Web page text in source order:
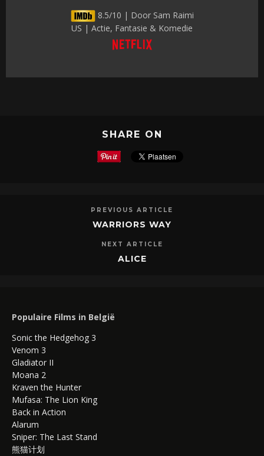
8.5/10 | Door Sam Raimi
US | Actie, Fantasie & Komedie
SHARE ON
PREVIOUS ARTICLE
WARRIORS WAY
NEXT ARTICLE
ALICE
Populaire Films in België
Sonic the Hedgehog 3
Venom 3
Gladiator II
Moana 2
Kraven the Hunter
Mufasa: The Lion King
Back in Action
Alarum
Sniper: The Last Stand
熊猫计划